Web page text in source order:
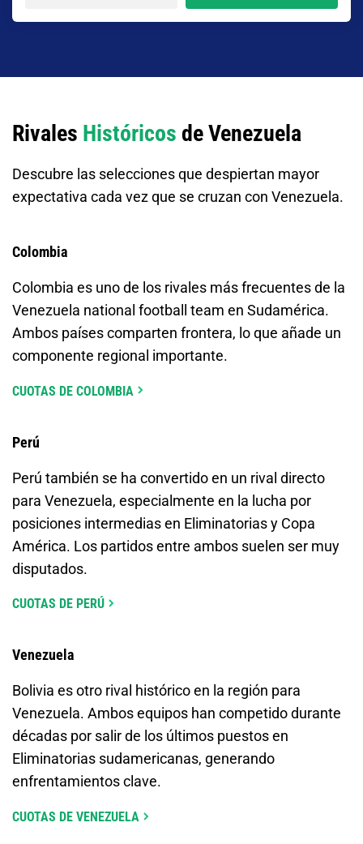
Rivales Históricos de Venezuela
Descubre las selecciones que despiertan mayor
expectativa cada vez que se cruzan con Venezuela.
Colombia
Colombia es uno de los rivales más frecuentes de la
Venezuela national football team en Sudamérica.
Ambos países comparten frontera, lo que añade un
componente regional importante.
CUOTAS DE COLOMBIA
Perú
Perú también se ha convertido en un rival directo
para Venezuela, especialmente en la lucha por
posiciones intermedias en Eliminatorias y Copa
América. Los partidos entre ambos suelen ser muy
disputados.
CUOTAS DE PERÚ
Venezuela
Bolivia es otro rival histórico en la región para
Venezuela. Ambos equipos han competido durante
décadas por salir de los últimos puestos en
Eliminatorias sudamericanas, generando
enfrentamientos clave.
CUOTAS DE VENEZUELA